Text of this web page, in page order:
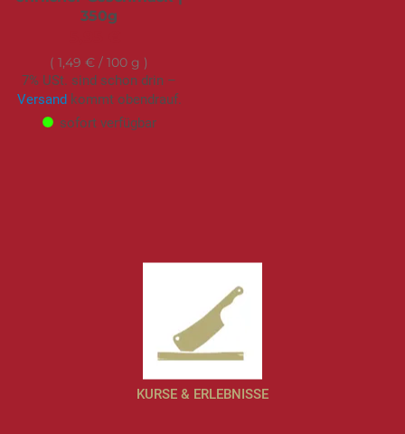
350g
1,49 € / 100 g
7% USt. sind schon drin –
Versand kommt obendrauf.
sofort verfügbar
KURSE & ERLEBNISSE